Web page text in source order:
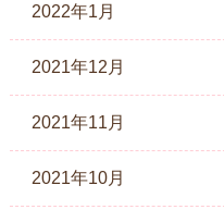
2022年1月
2021年12月
2021年11月
2021年10月